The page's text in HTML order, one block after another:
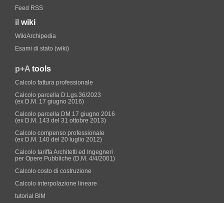
Feed RSS
il wiki
WikiArchipedia
Esami di stato (wiki)
p+A tools
Calcolo fattura professionale
Calcolo parcella D.Lgs.36/2023
(ex D.M. 17 giugno 2016)
Calcolo parcella DM 17 giugno 2016
(ex D.M. 143 del 31 ottobre 2013)
Calcolo compenso professionale
(ex D.M. 140 del 20 luglio 2012)
Calcolo tariffa Architetti ed Ingegneri
per Opere Pubbliche (D.M. 4/4/2001)
Calcolo costo di costruzione
Calcolo interpolazione lineare
tutorial BIM